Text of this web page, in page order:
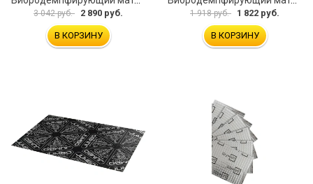
3 042 руб. 2 890 руб.
В КОРЗИНУ
1 918 руб. 1 822 руб.
В КОРЗИНУ